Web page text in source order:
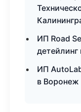
ИП Road
детейлинг
ИП
в Воронеж